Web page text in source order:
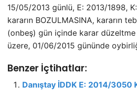
15/05/2013 günlü, E: 2013/1898,
kararın BOZULMASINA, kararın
(onbeş) gün içinde karar
üzere, 01/06/2015 gününde
Benzer İçtihatlar:
Danıştay İDDK E: 2014/3050